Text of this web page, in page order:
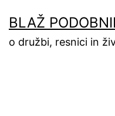
to
content
BLAŽ
o družbi, resnici in